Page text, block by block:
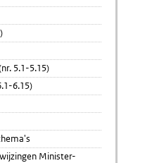
5.1-5.15)
6.15)
Minister-